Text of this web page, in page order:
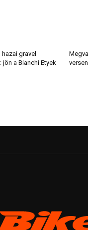
gravel
jön a Bianchi Etyek